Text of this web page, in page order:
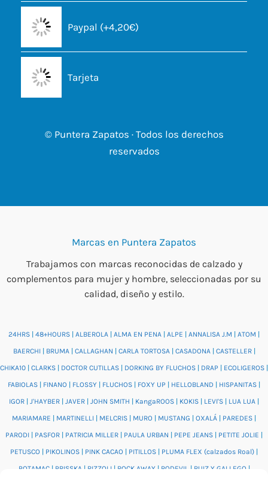
Paypal (+4,20€)
Tarjeta
© Puntera Zapatos · Todos los derechos
reservados
Marcas en Puntera Zapatos
Trabajamos con marcas reconocidas de calzado y
complementos para mujer y hombre, seleccionadas por su
calidad, diseño y estilo.
24HRS | 48+HOURS | ALBEROLA | ALMA EN PENA | ALPE | ANNALISA J.M | ATOM |
BAERCHI| BRUMA | CALLAGHAN | CARLA TORTOSA | CASADONA | CASTELLER|
CHIKA10 | CLARKS | DOCTOR CUTILLAS | DORKING BY FLUCHOS | DRAP | ECOLIGEROS |
FABIOLAS | FINANO | FLOSSY | FLUCHOS | FOXY UP | HELLOBLAND | HISPANITAS |
IGOR | J'HAYBER | JAVER | JOHN SMITH | KangaROOS | KOKIS | LEVI'S | LUA LUA |
MARIAMARE | MARTINELLI | MELCRIS | MURO | MUSTANG | OXALÁ | PAREDES |
PARODI | PASFOR | PATRICIA MILLER | PAULA URBAN | PEPE JEANS | PETITE JOLIE |
PETUSCO | PIKOLINOS | PINK CACAO | PITILLOS | PLUMA FLEX (calzados Roal) |
POTAMAC| PRISSKA | RIZZOLI| ROCK AWAY| RODEVIL | RUIZ Y GALLEGO|